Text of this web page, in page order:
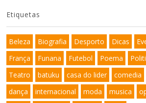
Etiquetas
Beleza Biografia Desporto Dicas
França
Funana Futebol Poema
Teatro
batuku casa do lider comedia
dança
internacional moda musica